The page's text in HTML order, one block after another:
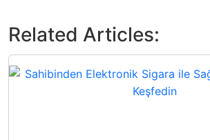
Related Articles: